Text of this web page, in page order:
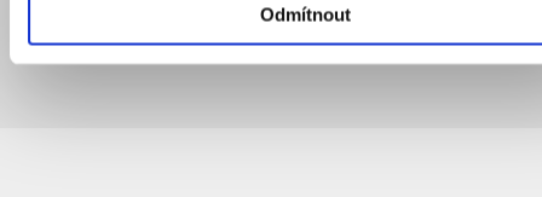
Odmítnout
Marie Zákostelecká